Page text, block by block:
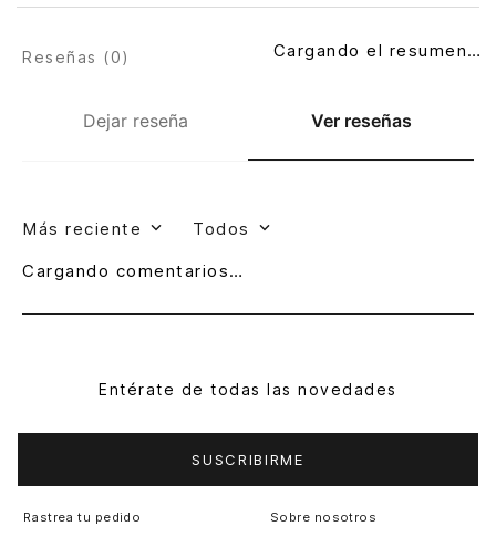
Dejar reseña Ver reseñas
Reseñas (0) Cargando el resumen…
Más reciente Todos
Cargando comentarios…
Entérate de todas las novedades
SUSCRIBIRME
Rastrea tu pedido
Sobre nosotros